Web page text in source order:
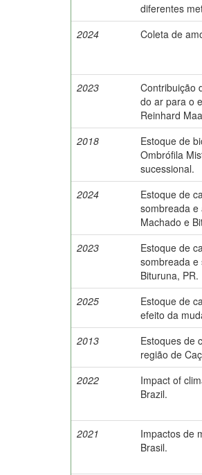
diferentes
2024
Coleta de
2023
Contribuição
do ar para o
Reinhard
2018
Estoque de
Ombrófila
sucessional.
2024
Estoque de
sombreada e
Machado e
2023
Estoque de
sombreada e
Bituruna, PR.
2025
Estoque de
efeito da
2013
Estoques de
região de
2022
Impact of
Brazil.
2021
Impactos de
Brasil.